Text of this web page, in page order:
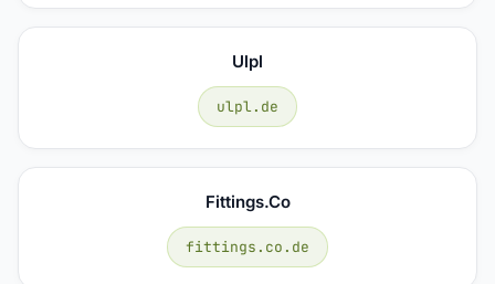
Ulpl
ulpl.de
Fittings.co
fittings.co.de